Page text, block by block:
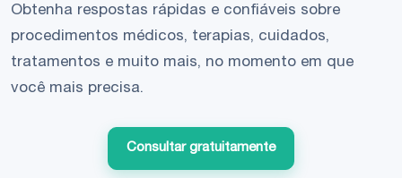
Obtenha respostas rápidas e confiáveis sobre
procedimentos médicos, terapias, cuidados,
tratamentos e muito mais, no momento em que
você mais precisa.
Consultar gratuitamente